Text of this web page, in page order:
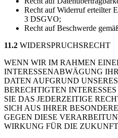
Recht auf Widerruf erteilter
3 DSGVO;
Recht auf Beschwerde
11.2 WIDERSPRUCHSRECHT
WENN WIR IM RAHMEN
INTERESSENABWÄGUNG
DATEN AUFGRUND
BERECHTIGTEN
SIE DAS JEDERZEITIGE
SICH AUS IHRER
GEGEN DIESE
WIRKUNG FÜR DIE